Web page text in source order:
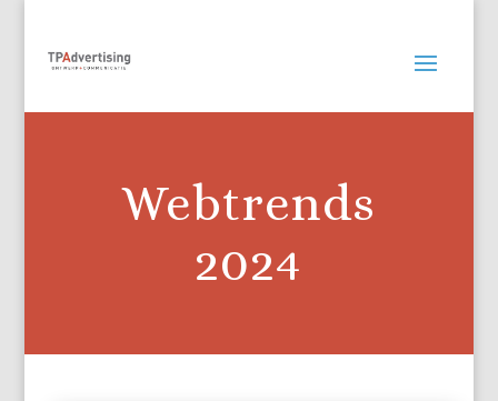
Webtrends
2024